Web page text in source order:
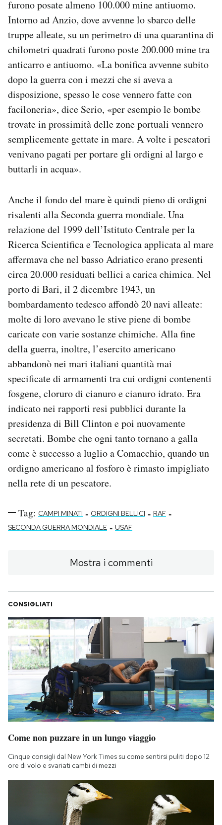
furono posate almeno 100.000 mine antiuomo.
Intorno ad Anzio, dove avvenne lo sbarco delle
truppe alleate, su un perimetro di una quarantina di
chilometri quadrati furono poste 200.000 mine tra
anticarro e antiuomo. «La bonifica avvenne subito
dopo la guerra con i mezzi che si aveva a
disposizione, spesso le cose vennero fatte con
faciloneria», dice Serio, «per esempio le bombe
trovate in prossimità delle zone portuali vennero
semplicemente gettate in mare. A volte i pescatori
venivano pagati per portare gli ordigni al largo e
buttarli in acqua».
Anche il fondo del mare è quindi pieno di ordigni
risalenti alla Seconda guerra mondiale. Una
relazione del 1999 dell’Istituto Centrale per la
Ricerca Scientifica e Tecnologica applicata al mare
affermava che nel basso Adriatico erano presenti
circa 20.000 residuati bellici a carica chimica. Nel
porto di Bari, il 2 dicembre 1943, un
bombardamento tedesco affondò 20 navi alleate:
molte di loro avevano le stive piene di bombe
caricate con varie sostanze chimiche. Alla fine
della guerra, inoltre, l’esercito americano
abbandonò nei mari italiani quantità mai
specificate di armamenti tra cui ordigni contenenti
fosgene, cloruro di cianuro e cianuro idrato. Era
indicato nei rapporti resi pubblici durante la
presidenza di Bill Clinton e poi nuovamente
secretati. Bombe che ogni tanto tornano a galla
come è successo a luglio a Comacchio, quando un
ordigno americano al fosforo è rimasto impigliato
nella rete di un pescatore.
Tag: CAMPI MINATI - ORDIGNI BELLICI - RAF -
SECONDA GUERRA MONDIALE - USAF
Mostra i commenti
CONSIGLIATI
Come non puzzare in un lungo viaggio
Cinque consigli dal New York Times su come sentirsi puliti dopo 12
ore di volo e svariati cambi di mezzi